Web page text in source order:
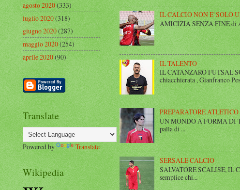
IL CALCIO NON E' SOLO
AMICIZIA SENZA FINE di
IL TALENTO
IL CATANZARO FUTSAL
chiacchierata , Gianfranco
PREPARATORE ATLETICO
UN MONDO A FORMA DI
palla di ...
SERSALE CALCIO
SALVATORE SCALISE, IL
semplice chi...
agosto 2020(333)
luglio 2020(318)
giugno 2020(287)
maggio 2020(254)
aprile 2020(90)
Translate
Powered by Translate
Wikipedia